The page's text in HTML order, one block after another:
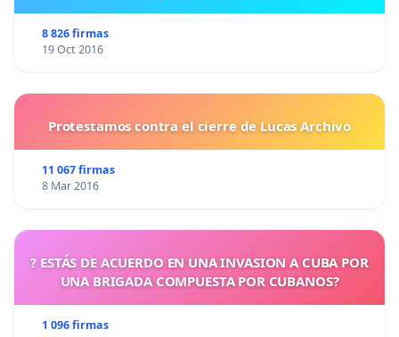
8 826 firmas
19 Oct 2016
Protestamos contra el cierre de Lucas Archivo
11 067 firmas
8 Mar 2016
? ESTÁS DE ACUERDO EN UNA INVASION A CUBA POR
UNA BRIGADA COMPUESTA POR CUBANOS?
1 096 firmas